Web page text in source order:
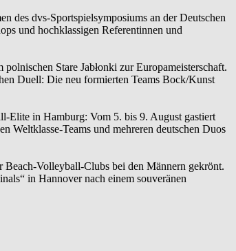
des dvs-Sportspielsymposiums an der Deutschen
und hochklassigen Referentinnen und
Stare Jabłonki zur Europameisterschaft.
Duell: Die neu formierten Teams Bock/Kunst
Elite in Hamburg: Vom 5. bis 9. August gastiert
Weltklasse-Teams und mehreren deutschen Duos
Beach-Volleyball-Clubs bei den Männern gekrönt.
in Hannover nach einem souveränen